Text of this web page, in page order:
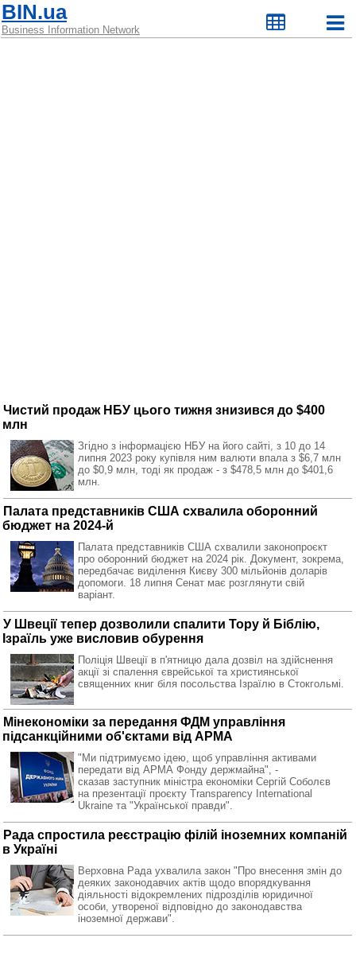
BIN.ua
Business Information Network
Чистий продаж НБУ цього тижня знизився до $400
млн
Згідно з інформацією НБУ на його сайті, з 10 до 14
липня 2023 року купівля ним валюти впала з $6,7 млн
до $0,9 млн, тоді як продаж - з $478,5 млн до $401,6
млн.
Палата представників США схвалила оборонний
бюджет на 2024-й
Палата представників США схвалили законопроєкт
про оборонний бюджет на 2024 рік. Документ, зокрема,
передбачає виділення Києву 300 мільйонів доларів
допомоги. 18 липня Сенат має розглянути свій
варіант.
У Швеції тепер дозволили спалити Тору й Біблію,
Ізраїль уже висловив обурення
Поліція Швеції в п'ятницю дала дозвіл на здійснення
акції зі спалення єврейської та християнської
священних книг біля посольства Ізраїлю в Стокгольмі.
Мінекономіки за передання ФДМ управління
підсанкційними об'єктами від АРМА
"Ми підтримуємо ідею, щоб управління активами
передати від АРМА Фонду держмайна", -
сказав заступник міністра економіки Сергій Соболєв
на презентації проєкту Transparency International
Ukraine та "Української правди".
Рада спростила реєстрацію філій іноземних компаній
в Україні
Верховна Рада ухвалила закон "Про внесення змін до
деяких законодавчих актів щодо впорядкування
діяльності відокремлених підрозділів юридичної
особи, утвореної відповідно до законодавства
іноземної держави".